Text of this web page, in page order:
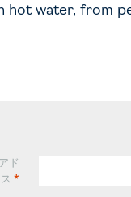
hot water, from
ド
ス*